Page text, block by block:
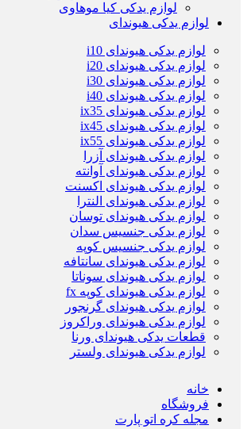
لوازم یدکی کیا موهاوی
لوازم یدکی هیوندای
لوازم یدکی هیوندای i10
لوازم یدکی هیوندای i20
لوازم یدکی هیوندای i30
لوازم یدکی هیوندای i40
لوازم یدکی هیوندای ix35
لوازم یدکی هیوندای ix45
لوازم یدکی هیوندای ix55
لوازم یدکی هیوندای آزرا
لوازم یدکی هیوندای آوانته
لوازم یدکی هیوندای اکسنت
لوازم یدکی هیوندای النترا
لوازم یدکی هیوندای توسان
لوازم یدکی جنسیس سدان
لوازم یدکی جنسیس کوپه
لوازم یدکی هیوندای سانتافه
لوازم یدکی هیوندای سوناتا
لوازم یدکی هیوندای کوپه fx
لوازم یدکی هیوندای گرنجور
لوازم یدکی هیوندای وراکروز
قطعات یدکی هیوندای ورنا
لوازم یدکی هیوندای ولستر
خانه
فروشگاه
مجله کره اتو پارت